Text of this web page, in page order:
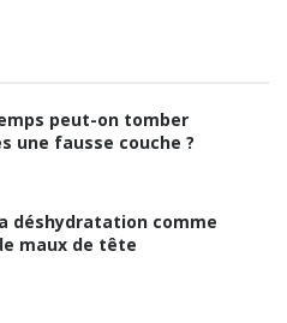
peut-on tomber
une fausse couche ?
déshydratation comme
maux de tête